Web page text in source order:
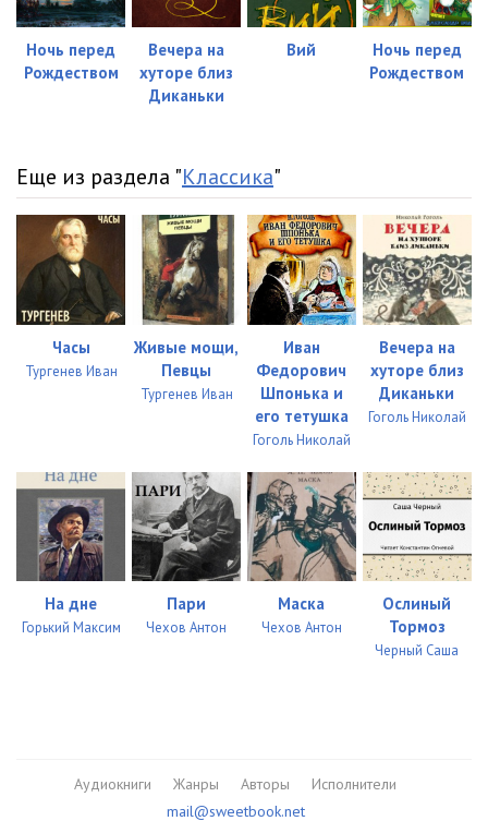
Ночь перед
Рождеством
Вечера на
хуторе близ
Диканьки
Вий
Ночь перед
Рождеством
Еще из раздела "Классика"
Часы
Тургенев Иван
Живые мощи,
Певцы
Тургенев Иван
Иван
Федорович
Шпонька и
его тетушка
Гоголь Николай
Вечера на
хуторе близ
Диканьки
Гоголь Николай
На дне
Горький Максим
Пари
Чехов Антон
Маска
Чехов Антон
Ослиный
Тормоз
Черный Саша
Аудиокниги Жанры Авторы
Исполнители
mail@sweetbook.net